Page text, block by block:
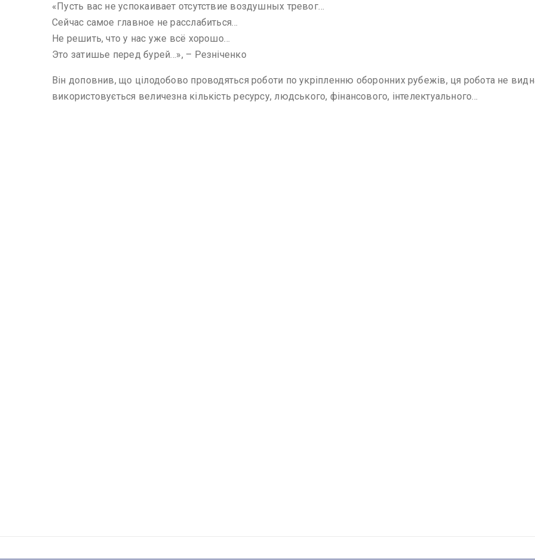
«Пусть вас не успокаивает отсутствие воздушных тревог…
Сейчас самое главное не расслабиться…
Не решить, что у нас уже всё хорошо…
Это затишье перед бурей…», – Резніченко
Він доповнив, що цілодобово проводяться роботи по укріпленню оборонних рубежів, ця робота не
використовується величезна кількість ресурсу, людського, фінансового, інтелектуального…